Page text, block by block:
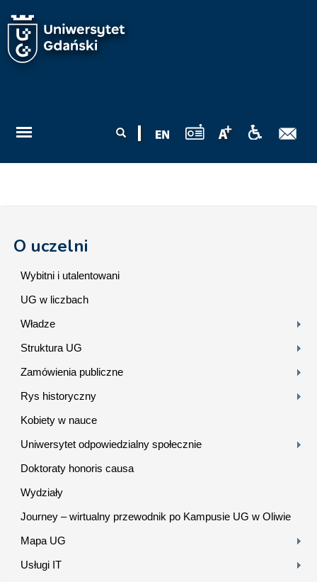
wyszukiwania
O uczelni
Wybitni i utalentowani
UG w liczbach
Władze
Struktura UG
Zamówienia publiczne
Rys historyczny
Kobiety w nauce
Uniwersytet odpowiedzialny społecznie
Doktoraty honoris causa
Wydziały
Journey – wirtualny przewodnik po Kampusie UG w Oliwie
Mapa UG
Usługi IT